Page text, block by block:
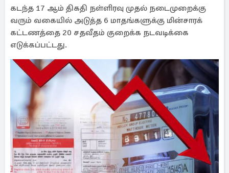
கடந்த 17 ஆம் திகதி நள்ளிரவு முதல் நடைமுறைக்கு
வரும் வகையில் அடுத்த 6 மாதங்களுக்கு மின்சாரக்
கட்டணத்தை 20 சதவீதம் குறைக்க நடவடிக்கை
எடுக்கப்பட்டது.